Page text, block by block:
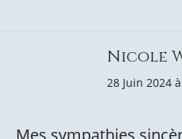
Nicole
28 Juin 2024
Mes sympathies